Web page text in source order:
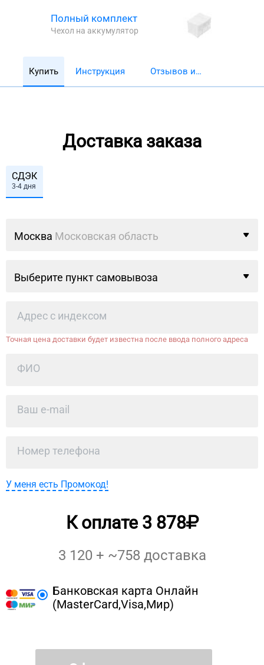
Полный комплект
Чехол на аккумулятор
Купить Инструкция
Отзывов и
Доставка заказа
СДЭК
3-4 дня
Москва Московская область
Выберите пункт самовывоза
Точная цена доставки будет известна после ввода полного адреса
У меня есть Промокод!
К оплате 3 878
3 120 + ~758 доставка
Банковская карта Онлайн
(MasterCard,Visa,Мир)